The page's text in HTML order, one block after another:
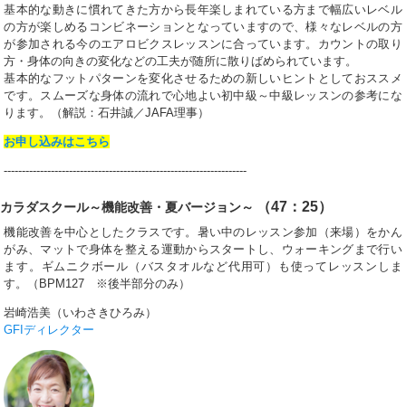
基本的な動きに慣れてきた方から長年楽しまれている方まで幅広いレベル
の方が楽しめるコンビネーションとなっていますので、様々なレベルの方
が参加される今のエアロビクスレッスンに合っています。カウントの取り
方・身体の向きの変化などの工夫が随所に散りばめられています。
基本的なフットパターンを変化させるための新しいヒントとしておススメ
です。スムーズな身体の流れで心地よい初中級～中級レッスンの参考にな
ります。
（解説：石井誠／JAFA理事）
お申し込みはこちら
-------------------------------------------------------------------
カラダスクール～機能改善・夏バージョン～ （47：25）
機能改善を中心としたクラスです。暑い中のレッスン参加（来場）をかん
がみ、マットで身体を整える運動からスタートし、ウォーキングまで行い
ます。ギムニクボール（バスタオルなど代用可）も使ってレッスンしま
す。（BPM127 ※後半部分のみ）
岩崎浩美（いわさきひろみ）
GFIディレクター